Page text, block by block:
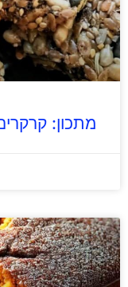
מתכון: